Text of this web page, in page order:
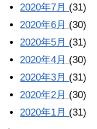
2020年7月 (31)
2020年6月 (30)
2020年5月 (31)
2020年4月 (30)
2020年3月 (31)
2020年2月 (30)
2020年1月 (31)